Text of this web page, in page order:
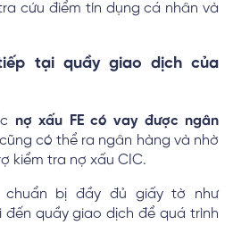
cứu điểm tín dụng cá nhân và
tại quầy giao dịch của
nợ xấu FE có vay được ngân
có thể ra ngân hàng và nhờ
kiểm tra nợ xấu CIC.
chuẩn bị đầy đủ giấy tờ như
đến quầy giao dịch để quá trình